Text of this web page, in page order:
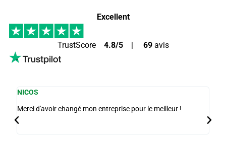
Excellent
TrustScore 4.8/5| 69avis
NICOS
Merci d'avoir changé mon entreprise pour le meilleur !
des